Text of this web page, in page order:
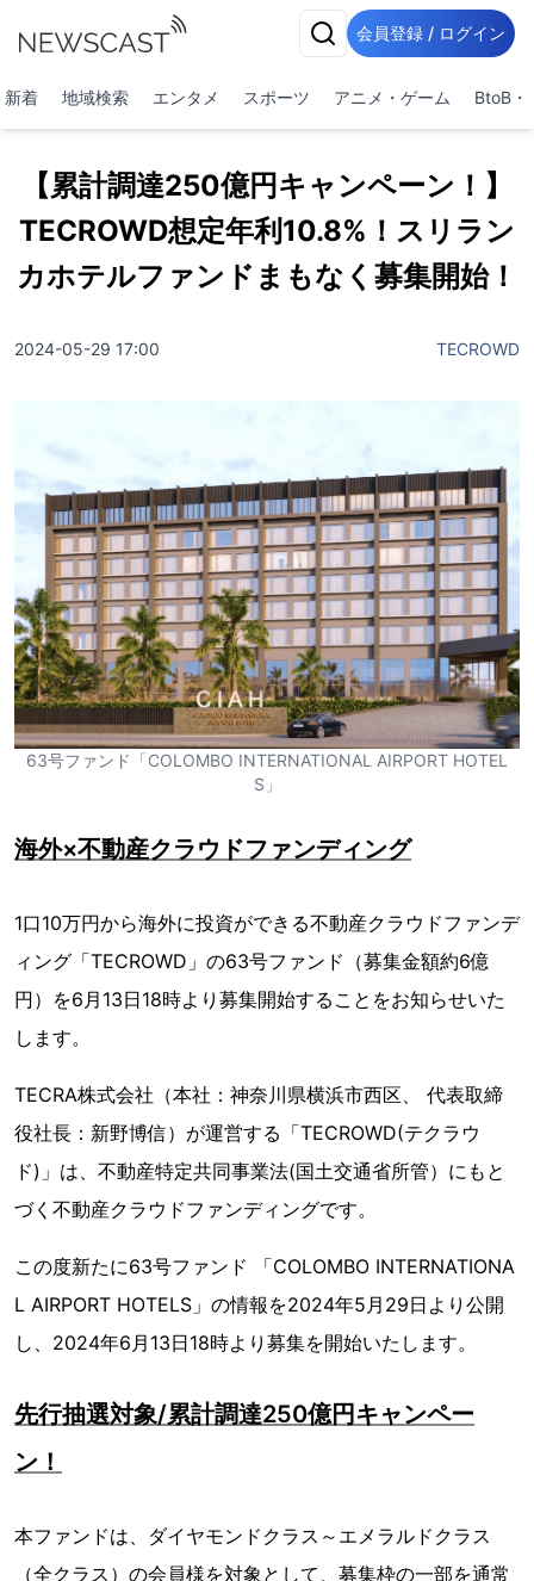
会員登録 / ログイン
新着 地域検索 エンタメ スポーツ アニメ・ゲーム BtoB・
【累計調達250億円キャンペーン！】
TECROWD想定年利10.8%！スリラン
カホテルファンドまもなく募集開始！
2024-05-29 17:00 TECROWD
63号ファンド「COLOMBO INTERNATIONAL AIRPORT HOTEL
S」
海外×不動産クラウドファンディング
1口10万円から海外に投資ができる不動産クラウドファンデ
ィング「TECROWD」の63号ファンド（募集金額約6億
円）を6月13日18時より募集開始することをお知らせいた
します。
TECRA株式会社（本社：神奈川県横浜市西区、 代表取締
役社長：新野博信）が運営する「TECROWD(テクラウ
ド)」は、不動産特定共同事業法(国土交通省所管）にもと
づく不動産クラウドファンディングです。
この度新たに63号ファンド 「COLOMBO INTERNATIONA
L AIRPORT HOTELS」の情報を2024年5月29日より公開
し、2024年6月13日18時より募集を開始いたします。
先行抽選対象/累計調達250億円キャンペー
ン！
本ファンドは、ダイヤモンドクラス～エメラルドクラス
（全クラス）の会員様を対象として、募集枠の一部を通常